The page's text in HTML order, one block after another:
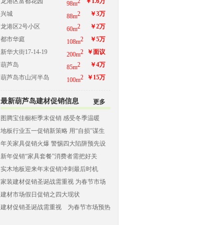
98m
兴城
88m2
￥3万
龙港区2号小区
60m2
￥2万
都市华庭
108m2
￥5万
新华大街17-14-19
200m2
￥面议
葫芦岛
85m2
￥4万
葫芦岛市山河半岛
100m2 ￥15万
最新葫芦岛建材促销信息 更多
图腾宝佳橱柜季末促销 感受冬季温暖
地板行业五一促销新策略 用“自损”谋生
存
年关家具促销火爆 警惕四大陷阱预先设
防
新年促销“家具套餐”消费者需把好关
实木地板迎来年末促销冲刺最后时机
家装建材促销圣诞战需重视 为春节市场
预热
建材市场假日促销之四大现状
建材促销圣诞战需重视 为春节市场预热